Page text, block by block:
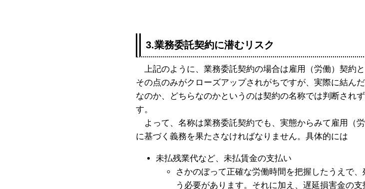
3.業務委託契約に潜むリスク
上記のように、業務委託契約の場合は雇用（労働）契約
その点のみがクローズアップされがちですが、実際に結ん
なのか、どちらなのかというのは契約の名称では判断され
す。
よって、名称は業務委託契約でも、実態からみて雇用（
に基づく義務を果たさなければなりません。具体的には
未払残業代など、未払賃金の支払い
さかのぼって正確な労働時間を把握したうえで
う必要があります。それに加え、遅延損害金の支